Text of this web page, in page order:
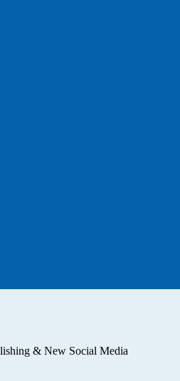
& New Social Media